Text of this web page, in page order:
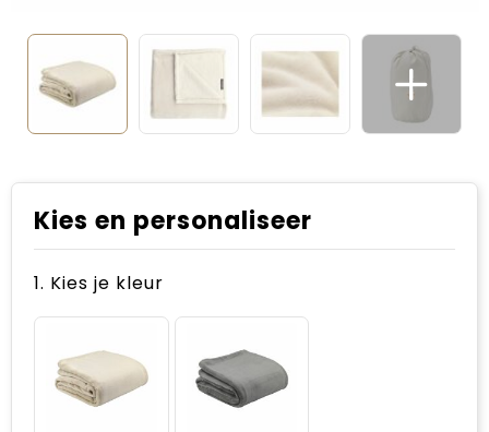
Kies en personaliseer
1. Kies je kleur